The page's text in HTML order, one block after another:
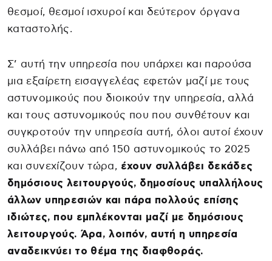
θεσμοί, θεσμοί ισχυροί και δεύτερον όργανα
καταστολής.
Σ’ αυτή την υπηρεσία που υπάρχει και παρούσα
μια εξαίρετη εισαγγελέας εφετών μαζί με τους
αστυνομικούς που διοικούν την υπηρεσία, αλλά
και τους αστυνομικούς που που συνθέτουν και
συγκροτούν την υπηρεσία αυτή, όλοι αυτοί έχουν
συλλάβει πάνω από 150 αστυνομικούς το 2025
και συνεχίζουν τώρα, έχουν συλλάβει δεκάδες
δημόσιους λειτουργούς, δημοσίους υπαλλήλους
άλλων υπηρεσιών και πάρα πολλούς επίσης
ιδιώτες, που εμπλέκονται μαζί με δημόσιους
λειτουργούς. Άρα, λοιπόν, αυτή η υπηρεσία
αναδεικνύει το θέμα της διαφθοράς.